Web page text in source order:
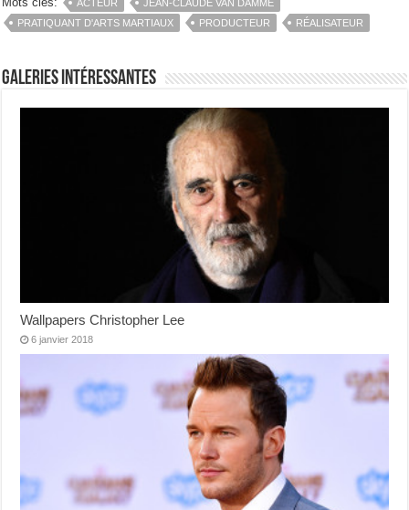
ACTEUR
JEAN-CLAUDE VAN DAMME
PRATIQUANT D'ARTS MARTIAUX
PRODUCTEUR RÉALISATEUR
Galeries intéressantes
Wallpapers Christopher Lee
6 janvier 2018